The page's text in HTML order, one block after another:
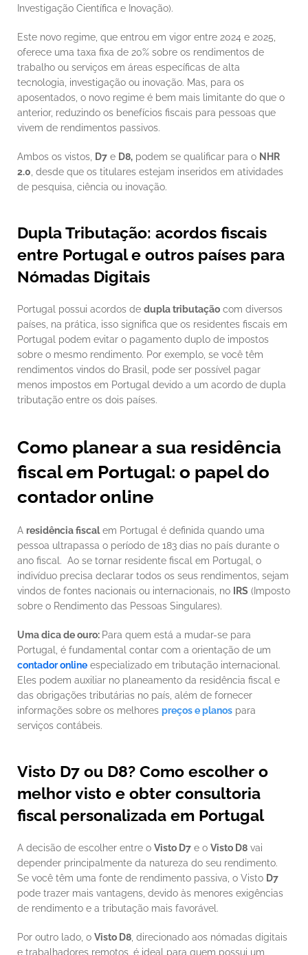
Investigação Científica e Inovação).
Este novo regime, que entrou em vigor entre 2024 e 2025,
oferece uma taxa fixa de 20% sobre os rendimentos de
trabalho ou serviços em áreas específicas de alta
tecnologia, investigação ou inovação. Mas, para os
aposentados, o novo regime é bem mais limitante do que o
anterior, reduzindo os benefícios fiscais para pessoas que
vivem de rendimentos passivos.
Ambos os vistos, D7 e D8, podem se qualificar para o NHR
2.0 , desde que os titulares estejam inseridos em atividades
de pesquisa, ciência ou inovação.
Dupla Tributação: acordos fiscais
entre Portugal e outros países para
Nómadas Digitais
Portugal possui acordos de dupla tributação com diversos
países, na prática, isso significa que os residentes fiscais em
Portugal podem evitar o pagamento duplo de impostos
sobre o mesmo rendimento. Por exemplo, se você têm
rendimentos vindos do Brasil, pode ser possível pagar
menos impostos em Portugal devido a um acordo de dupla
tributação entre os dois países.
Como planear a sua residência
fiscal em Portugal: o papel do
contador online
A residência fiscal em Portugal é definida quando uma
pessoa ultrapassa o período de 183 dias no país durante o
ano fiscal.  Ao se tornar residente fiscal em Portugal, o
indivíduo precisa declarar todos os seus rendimentos, sejam
vindos de fontes nacionais ou internacionais, no
IRS (Imposto
sobre o Rendimento das Pessoas Singulares).
Uma dica de ouro: Para quem está a mudar-se para
contador online especializado em tributação internacional.
Eles podem auxiliar no planeamento da residência fiscal e
das obrigações tributárias no país, além de fornecer
informações sobre os melhores preços e planos para
serviços contábeis.
Visto D7 ou D8? Como escolher o
melhor visto e obter consultoria
fiscal personalizada em Portugal
A decisão de escolher entre o Visto D7 e o Visto D8 vai
depender principalmente da natureza do seu rendimento.
Se você têm uma fonte de rendimento passiva, o Visto D7
pode trazer mais vantagens, devido às menores exigências
de rendimento e a tributação mais favorável.
Por outro lado, o Visto D8 , direcionado aos nómadas digitais
e trabalhadores remotos, é ideal para quem possui um